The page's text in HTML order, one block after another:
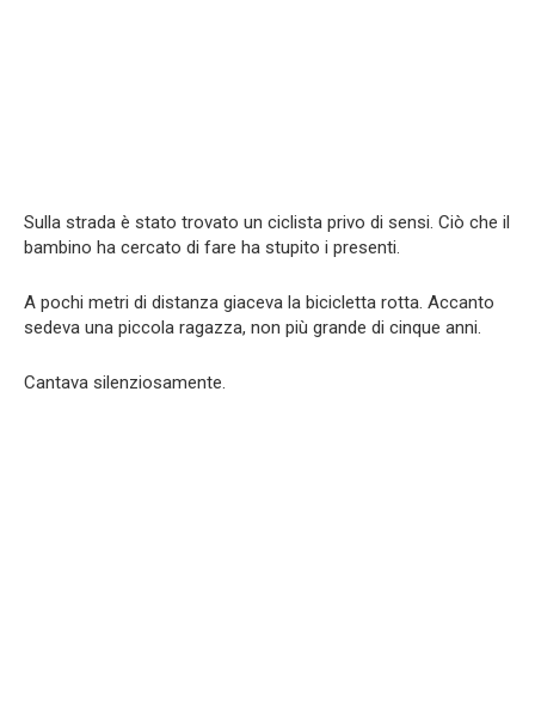
Sulla strada è stato trovato un ciclista privo di sensi. Ciò che il
bambino ha cercato di fare ha stupito i presenti.
A pochi metri di distanza giaceva la bicicletta rotta. Accanto
sedeva una piccola ragazza, non più grande di cinque anni.
Cantava silenziosamente.